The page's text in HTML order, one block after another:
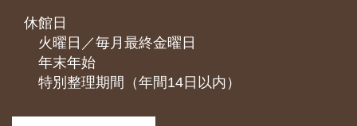
休館日
火曜日／毎月最終金曜日
年末年始
特別整理期間（年間14日以内）